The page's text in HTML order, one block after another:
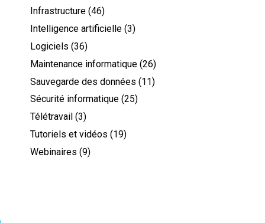
Infrastructure (46)
Intelligence artificielle (3)
Logiciels (36)
Maintenance informatique (26)
Sauvegarde des données (11)
Sécurité informatique (25)
Télétravail (3)
Tutoriels et vidéos (19)
Webinaires (9)